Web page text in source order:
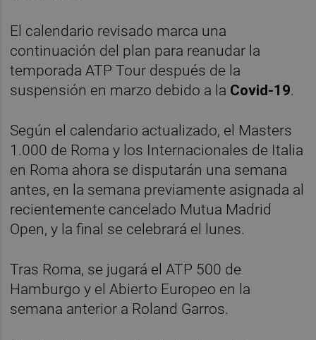
El calendario revisado marca una
continuación del plan para reanudar la
temporada ATP Tour después de la
suspensión en marzo debido a la Covid-19.
Según el calendario actualizado, el Masters
1.000 de Roma y los Internacionales de Italia
en Roma ahora se disputarán una semana
antes, en la semana previamente asignada al
recientemente cancelado Mutua Madrid
Open, y la final se celebrará el lunes.
Tras Roma, se jugará el ATP 500 de
Hamburgo y el Abierto Europeo en la
semana anterior a Roland Garros.